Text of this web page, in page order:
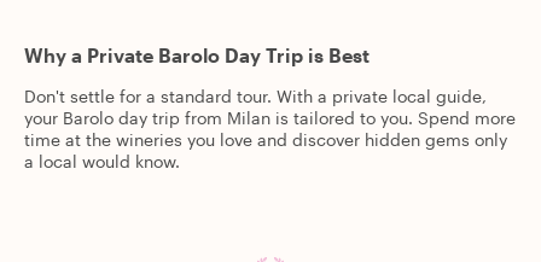
Why a Private Barolo Day Trip is Best
Don't settle for a standard tour. With a private local guide,
your Barolo day trip from Milan is tailored to you. Spend more
time at the wineries you love and discover hidden gems only
a local would know.